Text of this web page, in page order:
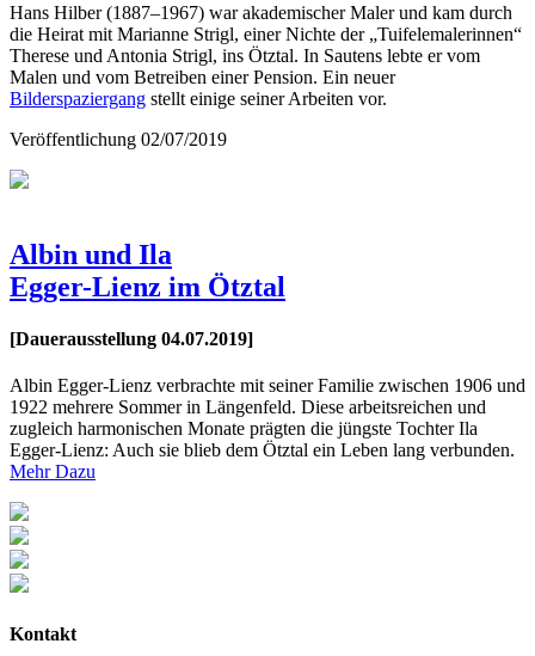
Hans Hilber (1887–1967) war akademischer Maler und kam durch
die Heirat mit Marianne Strigl, einer Nichte der „Tuifelemalerinnen“
Therese und Antonia Strigl, ins Ötztal. In Sautens lebte er vom
Malen und vom Betreiben einer Pension. Ein neuer
Bilderspaziergang stellt einige seiner Arbeiten vor.
Veröffentlichung 02/07/2019
Albin und Ila
Egger-Lienz im Ötztal
[Dauerausstellung 04.07.2019]
Albin Egger-Lienz verbrachte mit seiner Familie zwischen 1906 und
1922 mehrere Sommer in Längenfeld. Diese arbeitsreichen und
zugleich harmonischen Monate prägten die jüngste Tochter Ila
Egger-Lienz: Auch sie blieb dem Ötztal ein Leben lang verbunden.
Mehr Dazu
Kontakt